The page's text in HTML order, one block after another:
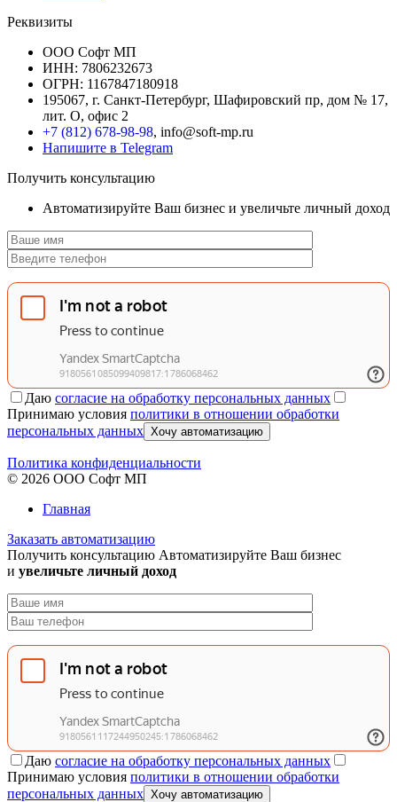
Реквизиты
ООО Софт МП
ИНН: 7806232673
ОГРН: 1167847180918
195067, г. Санкт-Петербург, Шафировский пр, дом № 17,
лит. О, офис 2
+7 (812) 678-98-98, info@soft-mp.ru
Напишите в Telegram
Получить консультацию
Автоматизируйте Ваш бизнес и увеличьте личный доход
Даю согласие на обработку персональных данных
Принимаю условия политики в отношении обработки
персональных данных Хочу автоматизацию
Политика конфиденциальности
© 2026 ООО Софт МП
Главная
Заказать автоматизацию
Получить консультацию Автоматизируйте Ваш бизнес
и увеличьте личный доход
Даю согласие на обработку персональных данных
Принимаю условия политики в отношении обработки
персональных данных Хочу автоматизацию